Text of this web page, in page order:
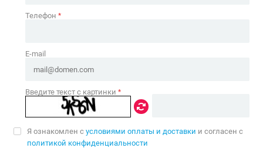
Телефон *
E-mail
Введите текст с картинки *
Я ознакомлен с условиями оплаты и доставки и согласен с
политикой конфиденциальности